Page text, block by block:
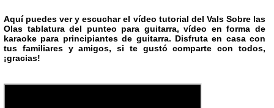
Aquí puedes ver y escuchar el vídeo tutorial del Vals Sobre las
Olas tablatura del punteo para guitarra, vídeo en forma de
karaoke para principiantes de guitarra. Disfruta en casa con
tus familiares y amigos, si te gustó comparte con todos,
¡gracias!